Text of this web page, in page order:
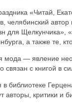
«Читай,
челябинский
для Щелкунчика»,
а также те,
мода — явление
связан с книгой в
в библиотеке
авторы, критики и